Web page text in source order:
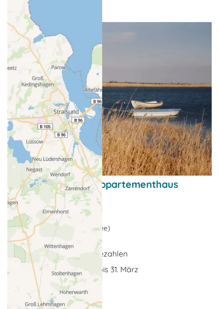
Frühlingsangebot Appartementhaus
Windflüchter
Nebensaison-Angebote
Neuendorf (Insel Hiddensee)
7 x Tage buchden = 6 bezahlen
buchbar vom 01. März bis 31. März